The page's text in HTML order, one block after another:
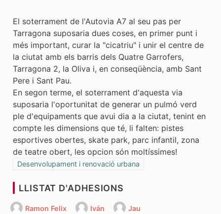
El soterrament de l'Autovia A7 al seu pas per
Tarragona suposaria dues coses, en primer punt i
més important, curar la "cicatriu" i unir el centre de
la ciutat amb els barris dels Quatre Garrofers,
Tarragona 2, la Oliva i, en conseqüència, amb Sant
Pere i Sant Pau.
En segon terme, el soterrament d'aquesta via
suposaria l'oportunitat de generar un pulmó verd
ple d'equipaments que avui dia a la ciutat, tenint en
compte les dimensions que té, li falten: pistes
esportives obertes, skate park, parc infantil, zona
de teatre obert, les opcion són moltíssimes!
Resultats al filtrar per la categoria: Desenvolupament i
Desenvolupament i renovació urbana
LLISTAT D'ADHESIONS
Ramon Felix Iván Jau